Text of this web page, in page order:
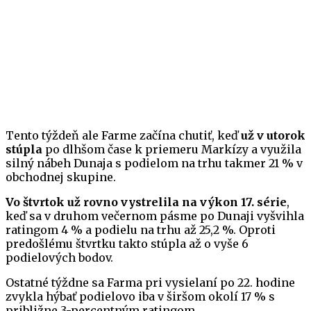
Tento týždeň ale Farme začína chutiť, keďuž v utorok
stúpla po dlhšom čase k priemeru Markízy a využila
silný nábeh Dunaja s podielom na trhu takmer 21 % v
obchodnej skupine.
Vo štvrtok už rovno vystrelila na výkon 17. série,
keď sa v druhom večernom pásme po Dunaji vyšvihla
ratingom 4 % a podielu na trhu až 25,2 %. Oproti
predošlému štvrtku takto stúpla až o vyše 6
podielových bodov.
Ostatné týždne sa Farma pri vysielaní po 22. hodine
zvykla hýbať podielovo iba v širšom okolí 17 % s